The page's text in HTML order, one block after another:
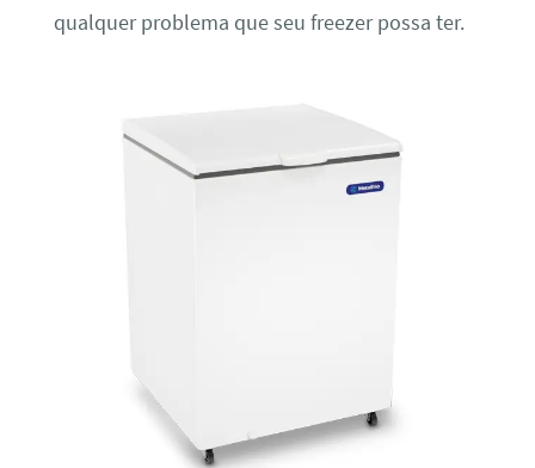
qualquer problema que seu freezer possa ter.